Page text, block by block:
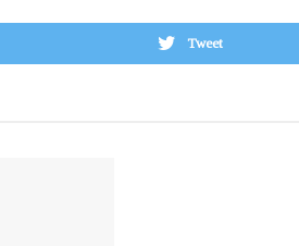
Tweet